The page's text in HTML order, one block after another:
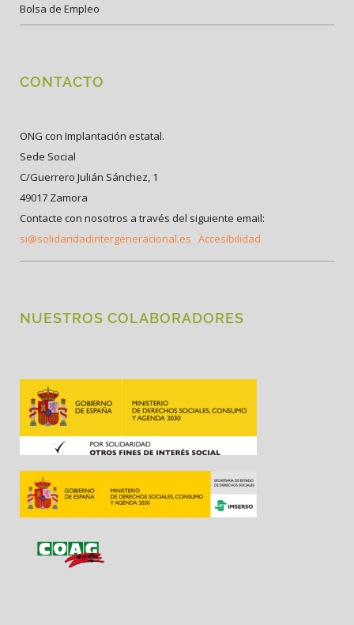
Bolsa de Empleo
CONTACTO
ONG con Implantación estatal.
Sede Social
C/Guerrero Julián Sánchez, 1
49017 Zamora
Contacte con nosotros a través del siguiente email:
si@solidaridadintergeneracional.es Accesibilidad
NUESTROS COLABORADORES